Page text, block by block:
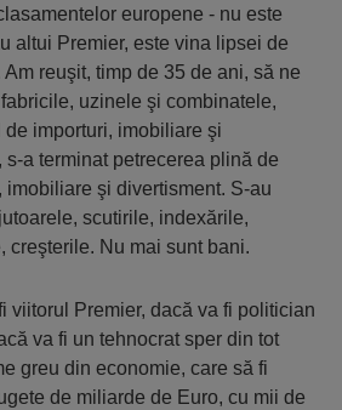
europene - nu este
altui Premier, este vina lipsei de
reuşit, timp de 35 de ani, să ne
uzinele şi combinatele,
importuri, imobiliare şi
a terminat petrecerea plină de
imobiliare şi divertisment. S-au
scutirile, indexările,
creşterile. Nu mai sunt bani.
viitorul Premier, dacă va fi politician
va fi un tehnocrat sper din tot
greu din economie, care să fi
de miliarde de Euro, cu mii de